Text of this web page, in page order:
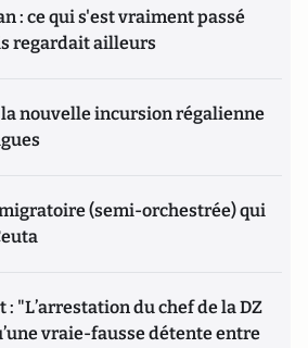
: ce qui s'est vraiment passé
regardait ailleurs
la nouvelle incursion régalienne
(semi-orchestrée) qui
"L’arrestation du chef de la DZ
vraie-fausse détente entre